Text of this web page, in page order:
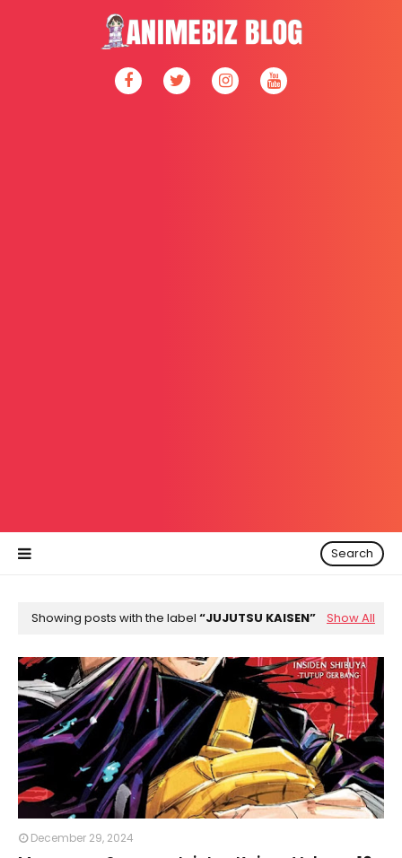
Search
Showing posts with the label JUJUTSU KAISEN Show All
December 29, 2024